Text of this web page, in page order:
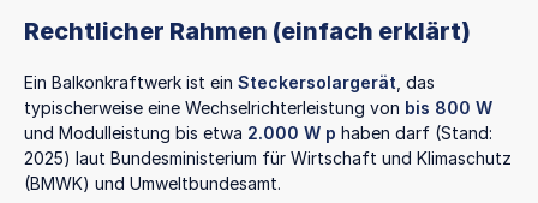
Rechtlicher Rahmen (einfach erklärt)
Ein Balkonkraftwerk ist ein Steckersolargerät , das
typischerweise eine Wechselrichterleistung von bis 800 W
und Modulleistung bis etwa 2.000 W p haben darf (Stand:
2025) laut Bundesministerium für Wirtschaft und Klimaschutz
(BMWK) und Umweltbundesamt.